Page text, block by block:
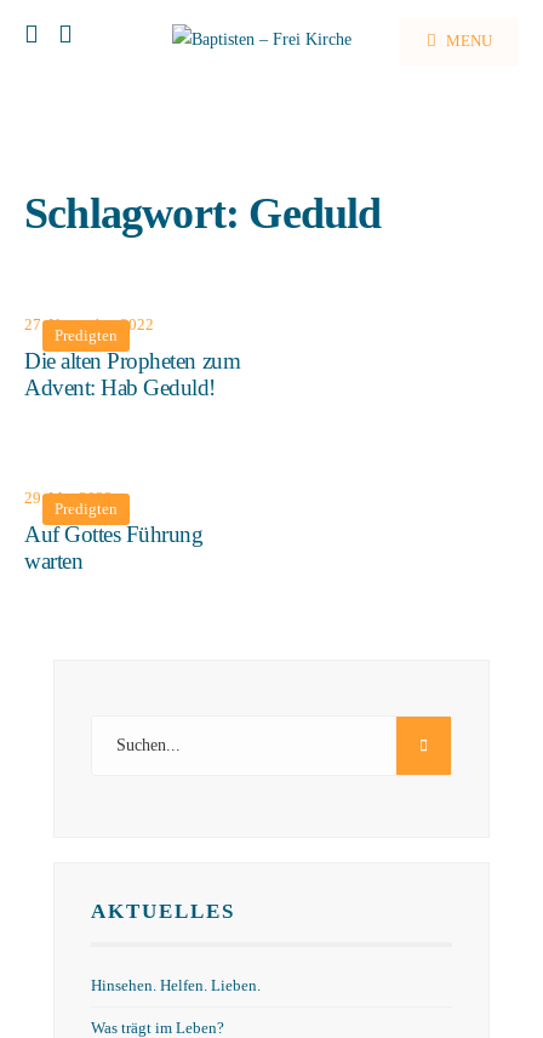
MENU
Schlagwort: Geduld
Predigten
27. November 2022
Die alten Propheten zum
Advent: Hab Geduld!
Predigten
29. Mai 2022
Auf Gottes Führung
warten
AKTUELLES
Hinsehen. Helfen. Lieben.
Was trägt im Leben?